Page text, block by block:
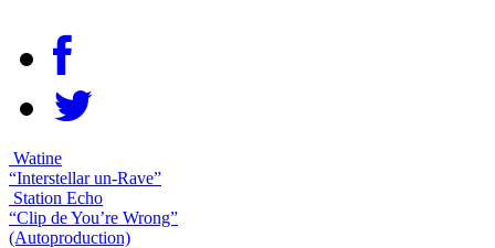
Watine
“Interstellar un-Rave”
Station Echo
“Clip de You’re Wrong”
(Autoproduction)